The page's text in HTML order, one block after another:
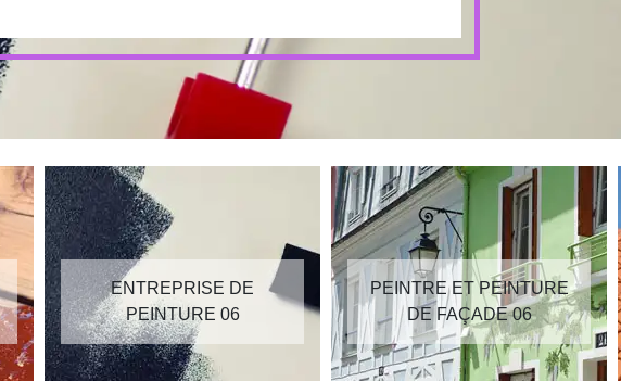
ENTREPRISE DE
PEINTURE 06
PEINTRE ET PEINTURE
DE FAÇADE 06